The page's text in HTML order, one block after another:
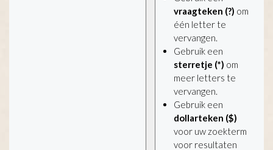
vraagteken (?) om
één letter te
vervangen.
Gebruik een
sterretje (*) om
meer letters te
vervangen.
Gebruik een
dollarteken ($)
voor uw zoekterm
voor resultaten